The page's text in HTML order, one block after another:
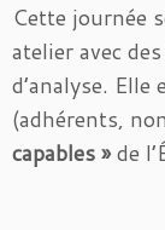
Cette journée
atelier avec
d’analyse.
(adhérents,
capables »de